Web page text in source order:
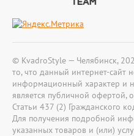
© KvadroStyle — Челябинск,
то, что данный интернет-сайт
информационный характер и
является публичной офертой,
Статьи 437 (2) Гражданского
Для получения подробной
указанных товаров и (или)